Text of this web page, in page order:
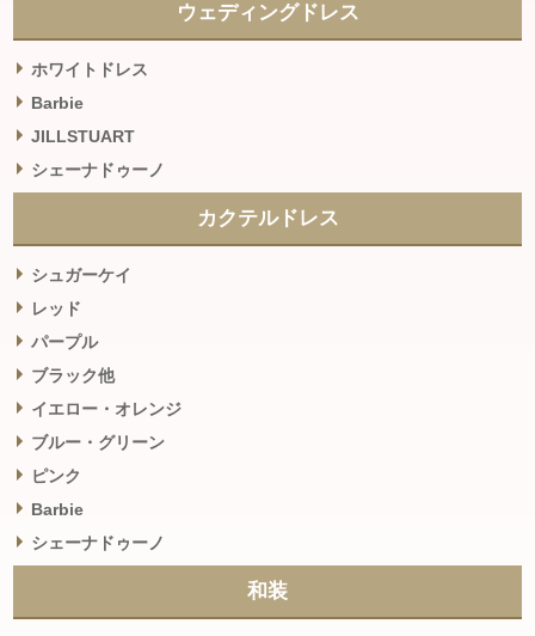
ウェディングドレス
ホワイトドレス
Barbie
JILLSTUART
シェーナドゥーノ
カクテルドレス
シュガーケイ
レッド
パープル
ブラック他
イエロー・オレンジ
ブルー・グリーン
ピンク
Barbie
シェーナドゥーノ
和装